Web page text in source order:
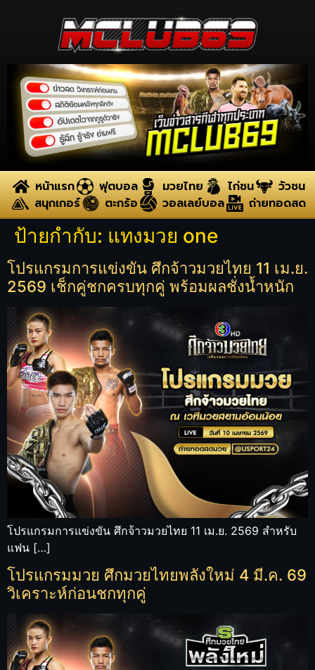
หน้าแรก ฟุตบอล มวยไทย ไก่ชน
วัวชน
สนุกเกอร์
ตะกร้อ วอลเลย์บอล ถ่ายทอดสด
ป้ายกำกับ: แทงมวย one
โปรแกรมการแข่งขัน ศึกจ้าวมวยไทย 11 เม.ย.
2569 เช็กคู่ชกครบทุกคู่ พร้อมผลชั่งน้ำหนัก
โปรแกรมการแข่งขัน ศึกจ้าวมวยไทย 11 เม.ย. 2569 สำหรับ
แฟน […]
โปรแกรมมวย ศึกมวยไทยพลังใหม่ 4 มี.ค. 69
วิเคราะห์ก่อนชกทุกคู่